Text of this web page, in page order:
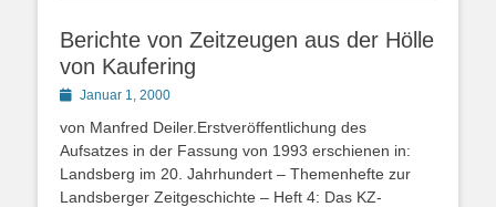
Berichte von Zeitzeugen aus der Hölle
von Kaufering
PostedJanuar 1, 2000
von Manfred Deiler.Erstveröffentlichung des
Aufsatzes in der Fassung von 1993 erschienen in:
Landsberg im 20. Jahrhundert – Themenhefte zur
Landsberger Zeitgeschichte – Heft 4: Das KZ-